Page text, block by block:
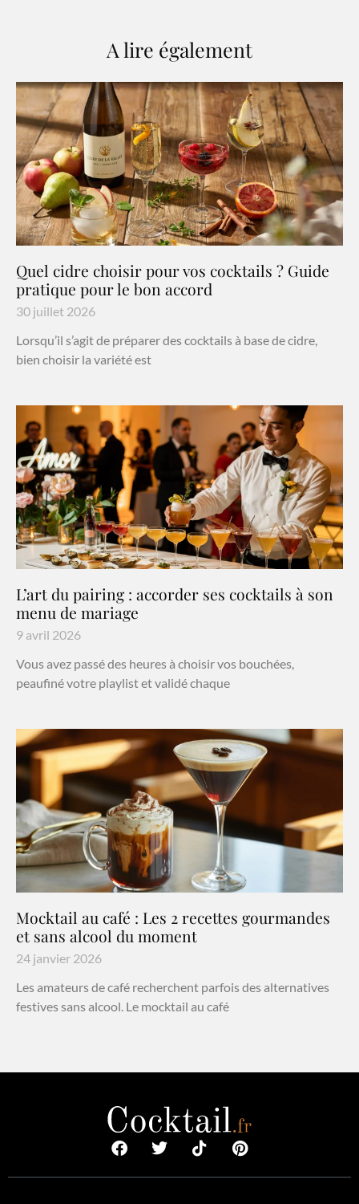
A lire également
Quel cidre choisir pour vos cocktails ? Guide
pratique pour le bon accord
30 juillet 2026
Lorsqu’il s’agit de préparer des cocktails à base de cidre,
bien choisir la variété est
L’art du pairing : accorder ses cocktails à son
menu de mariage
9 avril 2026
Vous avez passé des heures à choisir vos bouchées,
peaufiné votre playlist et validé chaque
Mocktail au café : Les 2 recettes gourmandes
et sans alcool du moment
24 janvier 2026
Les amateurs de café recherchent parfois des alternatives
festives sans alcool. Le mocktail au café